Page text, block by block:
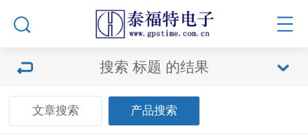
搜索 标题 的结果
文章搜索 产品搜索